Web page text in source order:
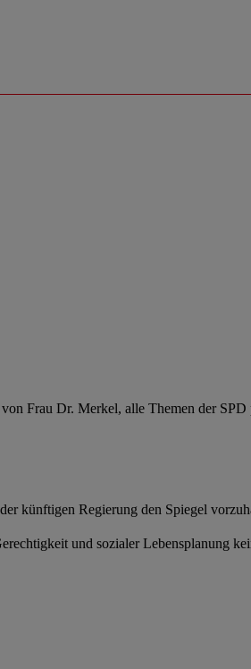
Frau Dr. Merkel, alle Themen der SPD
künftigen Regierung den Spiegel
und sozialer Lebensplanung